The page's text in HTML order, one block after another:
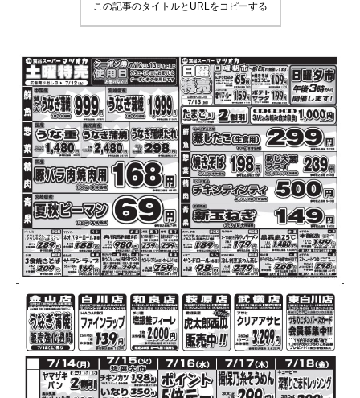
この記事のタイトルとURLをコピーする